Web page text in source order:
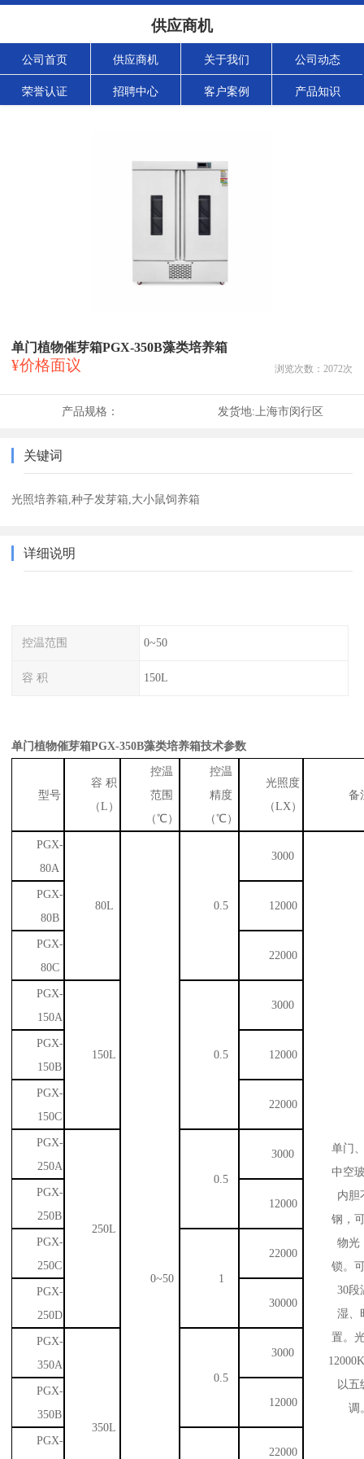
供应商机
公司首页 供应商机 关于我们 公司动态
荣誉认证 招聘中心 客户案例 产品知识
单门植物催芽箱PGX-350B藻类培养箱
¥价格面议 浏览次数： 2072次
产品规格： 发货地: 上海市闵行区
关键词
光照培养箱,种子发芽箱,大小鼠饲养箱
详细说明
控温范围 0~50
容 积 150L
单门植物催芽箱PGX-350B藻类培养箱技术参数
型号
容 积
（L）
控温
范围
（℃）
控温
精度
（℃）
光照度
（LX）
备
PGX-
80A
80L
0~50
0.5
3000
单门
中空
内胆
钢，
物光
锁。
30段
湿、
置。
以五
调
PGX-
80B
12000
PGX-
80C
22000
PGX-
150A
150L 0.5
3000
PGX-
150B
12000
PGX-
150C
22000
PGX-
250A
250L
0.5
3000
PGX-
250B
12000
PGX-
250C
1
22000
PGX-
250D
30000
PGX-
350A
350L
0.5
3000
PGX-
350B
12000
PGX-
22000